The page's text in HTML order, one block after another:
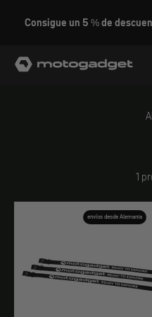
Consigue un 5 % de
motogadget GmbH
1
envíos desde Alemania